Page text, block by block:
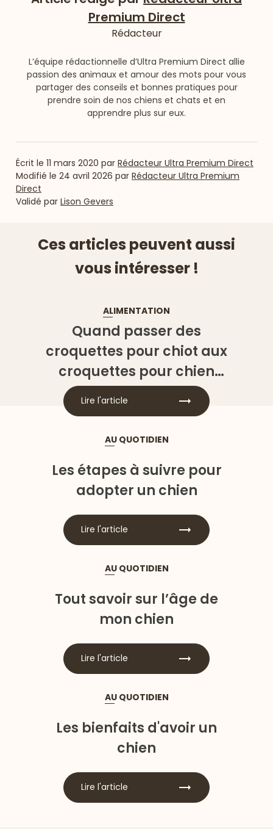
Premium Direct
Rédacteur
L’équipe rédactionnelle d’Ultra Premium Direct allie
passion des animaux et amour des mots pour vous
partager des conseils et bonnes pratiques pour
prendre soin de nos chiens et chats et en
apprendre plus sur eux.
Écrit le 11 mars 2020 par Rédacteur Ultra Premium Direct
Modifié le 24 avril 2026 par Rédacteur Ultra Premium
Direct
Validé par Lison Gevers
Ces articles peuvent aussi
vous intéresser !
ALIMENTATION
Quand passer des
croquettes pour chiot aux
croquettes pour chien
adulte ?
Lire l'article
AU QUOTIDIEN
Les étapes à suivre pour
adopter un chien
Lire l'article
AU QUOTIDIEN
Tout savoir sur l’âge de
mon chien
Lire l'article
AU QUOTIDIEN
Les bienfaits d'avoir un
chien
Lire l'article